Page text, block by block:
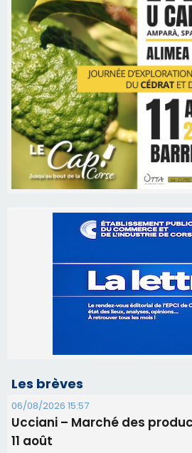
06/08/2026 15:57
Ucciani – Marché des
Corte – L’association A
projection sous les étoiles
06/08/2026 15:04
Alata - Soirée Tango
Benedetto